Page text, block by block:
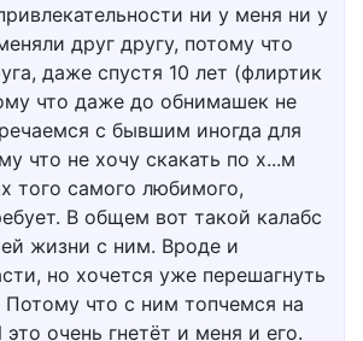
ни у меня ни у
друг другу, потому что
даже спустя 10 лет (флиртик
что даже до обнимашек не
с бывшим иногда для
что не хочу скакать по х...м
того самого любимого,
В общем вот такой калабс
жизни с ним. Вроде и
но хочется уже перешагнуть
что с ним топчемся на
очень гнетёт и меня и его.